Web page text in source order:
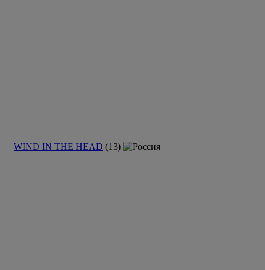
WIND IN THE HEAD (13)